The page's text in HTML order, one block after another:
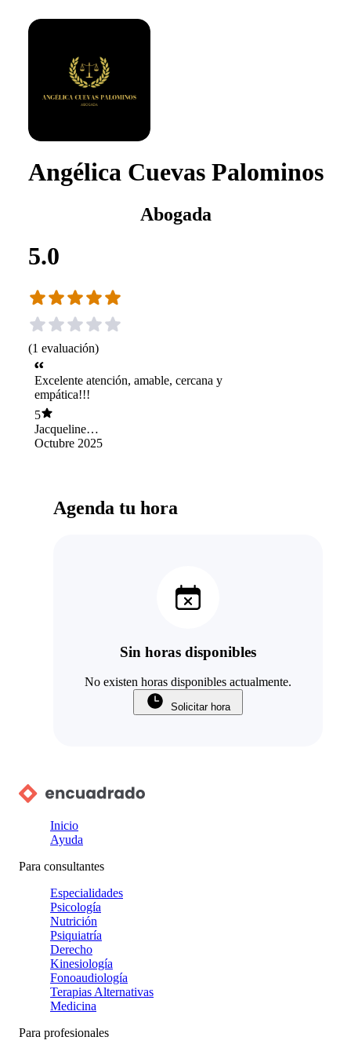
Angélica Cuevas Palominos
Abogada
5.0
(1 evaluación)
Excelente atención, amable, cercana y
empática!!!
5
Jacqueline
Sepúlveda Ortega
Octubre 2025
Agenda tu hora
Sin horas disponibles
No existen horas disponibles actualmente.
Solicitar hora
Inicio
Ayuda
Para consultantes
Especialidades
Psicología
Nutrición
Psiquiatría
Derecho
Kinesiología
Fonoaudiología
Terapias Alternativas
Medicina
Para profesionales